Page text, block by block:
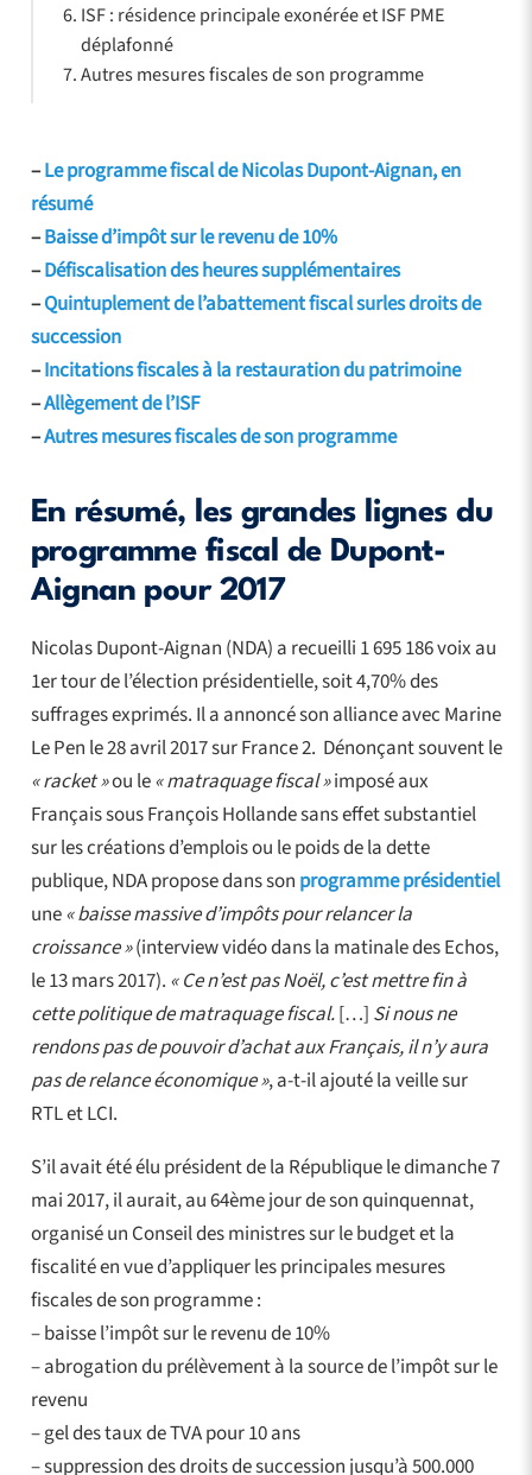
–Le programme fiscal de Nicolas Dupont-Aignan, en
résumé
–Baisse d’impôt sur le revenu de 10%
–Défiscalisation des heures supplémentaires
–Quintuplement de l’abattement fiscal surles droits de
succession
–Incitations fiscales à la restauration du patrimoine
–Allègement de l’ISF
–Autres mesures fiscales de son programme
En résumé, les grandes lignes du
programme fiscal de Dupont-
Aignan pour 2017
Nicolas Dupont-Aignan (NDA) a recueilli 1 695 186 voix au
1er tour de l’élection présidentielle, soit 4,70% des
suffrages exprimés. Il a annoncé son alliance avec Marine
Le Pen le 28 avril 2017 sur France 2. Dénonçant souvent le
« racket »ou le« matraquage fiscal »imposé aux
Français sous François Hollande sans effet substantiel
sur les créations d’emplois ou le poids de la dette
publique, NDA propose dans son programme présidentiel
une« baisse massive d’impôts pour relancer la
croissance »(interview vidéo dans la matinale des Echos,
le 13 mars 2017). « Ce n’est pas Noël, c’est mettre fin à
cette politique de matraquage fiscal.[…] Si nous ne
rendons pas de pouvoir d’achat aux Français, il n’y aura
pas de relance économique », a-t-il ajouté la veille sur
RTL et LCI.
S’il avait été élu président de la République le dimanche 7
mai 2017, il aurait, au 64ème jour de son quinquennat,
organisé un Conseil des ministres sur le budget et la
fiscalité en vue d’appliquer les principales mesures
fiscales de son programme :
– baisse l’impôt sur le revenu de 10%
– abrogation du prélèvement à la source de l’impôt sur le
revenu
– gel des taux de TVA pour 10 ans
– suppression des droits de succession jusqu’à 500.000
ISF : résidence principale exonérée et ISF PME
déplafonné
Autres mesures fiscales de son programme